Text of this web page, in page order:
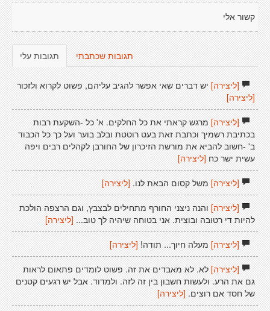
קשור אלי
תגובות עלי תגובות שכתבתי
[ליצירה]יש דברים שאי אפשר להגיב עליהם, פשוט לקרוא ולזכור
[ליצירה]
[ליצירה]מרגש קראתי את כל החלקים. א' כל -השקעת רבות
בכתיבת רשמיך וכתבת זאת בעט רוטטת ובלב בוער ועל כך כל הכבוד
ב' -חשוב להביא את מורשת הזיכרון של החורבן לקהלים רבים ויפה
עשית ישר כח [ליצירה]
[ליצירה]משל קסום הבאת לנו. [ליצירה]
[ליצירה]והנה ניצני החורף מתחילים לבצבץ, וגם הרצפה הולכת
להיות די רטובה ובוצית. אני בטוחה שיהיה לך טוב... [ליצירה]
[ליצירה]מעלה חיוך... תודה![ליצירה]
[ליצירה]לא. לא מאבדים את זה. פשוט לומדים פתאום לראות
גם את הרע. ולעשות חשבון בין זה לזה. ולמדוד. אבל יש רגעים קטנים
של חסד אם רוצים. [ליצירה]